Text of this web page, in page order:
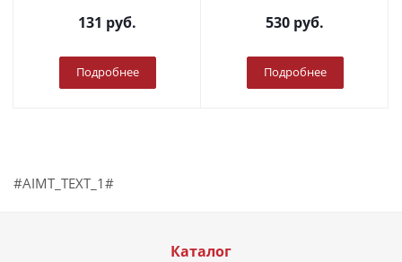
131 руб.
Подробнее
530 руб.
Подробнее
#AIMT_TEXT_1#
Каталог